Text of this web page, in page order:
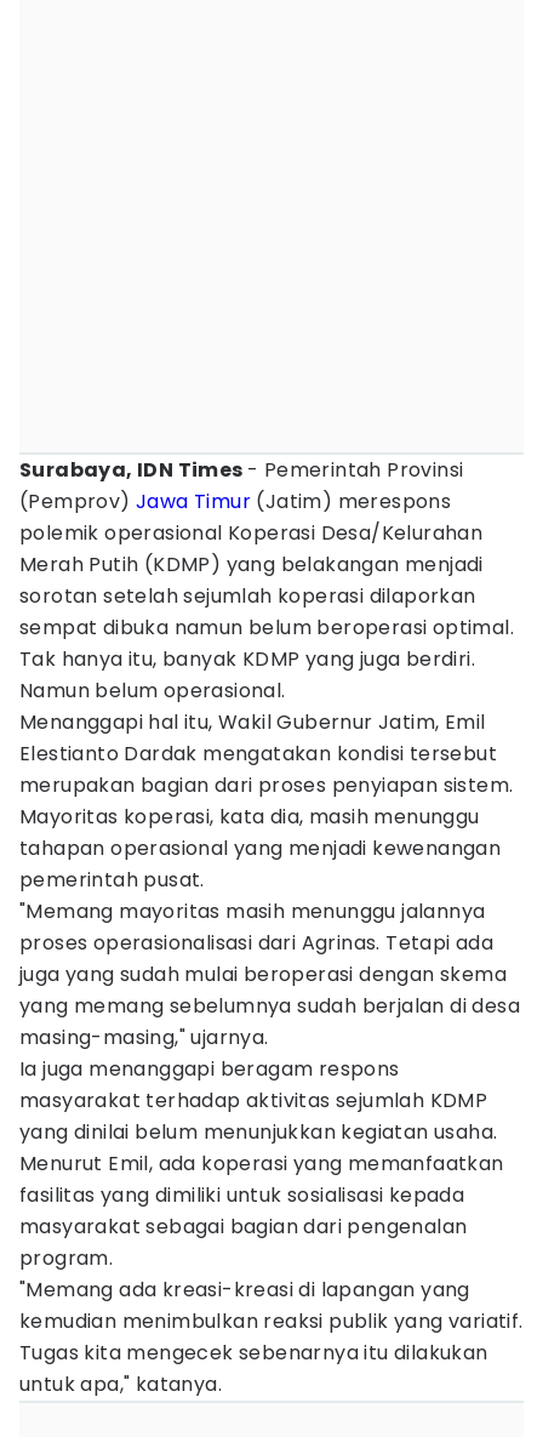
Surabaya, IDN Times - Pemerintah Provinsi
(Pemprov)Jawa Timur (Jatim) merespons
polemik operasional Koperasi Desa/Kelurahan
Merah Putih (KDMP) yang belakangan menjadi
sorotan setelah sejumlah koperasi dilaporkan
sempat dibuka namun belum beroperasi optimal.
Tak hanya itu, banyak KDMP yang juga berdiri.
Namun belum operasional.
Menanggapi hal itu, Wakil Gubernur Jatim, Emil
Elestianto Dardak mengatakan kondisi tersebut
merupakan bagian dari proses penyiapan sistem.
Mayoritas koperasi, kata dia, masih menunggu
tahapan operasional yang menjadi kewenangan
pemerintah pusat.
"Memang mayoritas masih menunggu jalannya
proses operasionalisasi dari Agrinas. Tetapi ada
juga yang sudah mulai beroperasi dengan skema
yang memang sebelumnya sudah berjalan di desa
masing-masing," ujarnya.
Ia juga menanggapi beragam respons
masyarakat terhadap aktivitas sejumlah KDMP
yang dinilai belum menunjukkan kegiatan usaha.
Menurut Emil, ada koperasi yang memanfaatkan
fasilitas yang dimiliki untuk sosialisasi kepada
masyarakat sebagai bagian dari pengenalan
program.
"Memang ada kreasi-kreasi di lapangan yang
kemudian menimbulkan reaksi publik yang variatif.
Tugas kita mengecek sebenarnya itu dilakukan
untuk apa," katanya.